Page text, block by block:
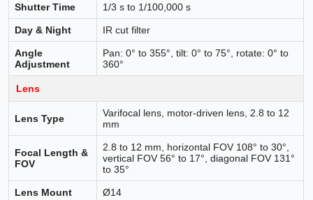
Shutter Time 1/3 s to 1/100,000 s
Day & Night IR cut filter
Angle
Adjustment
Pan: 0° to 355°, tilt: 0° to 75°, rotate: 0° to
360°
Lens
Lens Type
Varifocal lens, motor-driven lens, 2.8 to 12
mm
Focal Length &
FOV
2.8 to 12 mm, horizontal FOV 108° to 30°,
vertical FOV 56° to 17°, diagonal FOV 131°
to 35°
Lens Mount Ø14